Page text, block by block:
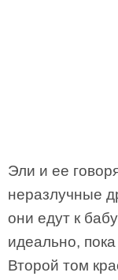
Эли и ее
неразлучные
они едут к
идеально,
Второй том